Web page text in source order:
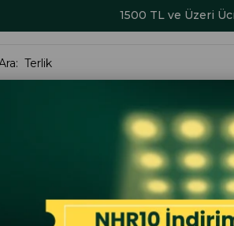
1500 TL ve Üzeri
ERKEK ÇOCUK
Greyder 00170 23KB Garson Su Geçirmez